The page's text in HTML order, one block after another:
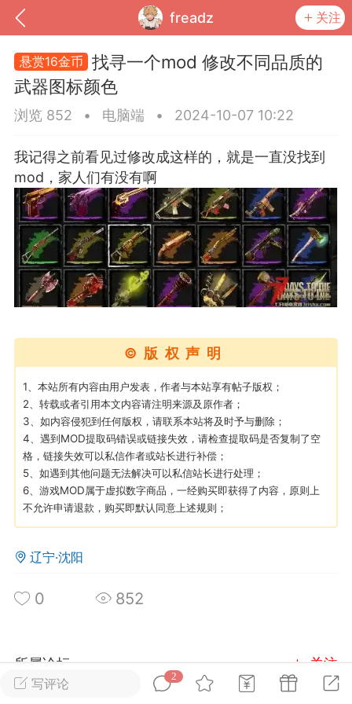
freadz 关注
我的钱包 道具 排行榜
大人
Lv.8
02-10 15:45
电脑端 其他&工具
卖挂
禁止发布联机可用的作弊模组，
单机辅助引流私下售卖服务器外挂！
作弊模组的发布规范近期收到一些信息
作弊模组在联机服务器使用,为了维护游
环境，中文网特此发布以下声明，规范
模组的发布行为：1. *...
大人
Lv.8
写评论
2
悬赏16金币
找寻一个mod 修改不同品质的
武器图标颜色
浏览 852 • 电脑端 • 2024-10-07 10:22
我记得之前看见过修改成这样的，就是一直没找到
mod，家人们有没有啊
©版权声明
1、本站所有内容由用户发表，作者与本站享有帖子版权；
2、转载或者引用本文内容请注明来源及原作者；
3、如内容侵犯到任何版权，请联系本站将及时予与删除；
4、遇到MOD提取码错误或链接失效，请检查提取码是否复制了空
格，链接失效可以私信作者或站长进行补偿；
5、如遇到其他问题无法解决可以私信站长进行处理；
6、游戏MOD属于虚拟数字商品，一经购买即获得了内容，原则上
不允许申请退款，购买即默认同意上述规则；
辽宁·沈阳
0 852
所属论坛 关注